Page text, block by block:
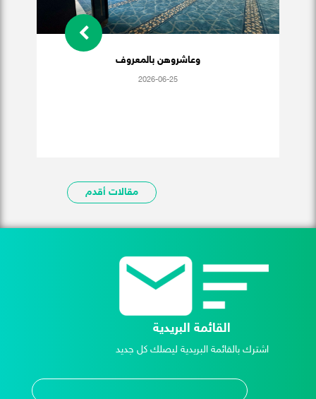
وعاشروهن بالمعروف
2026-06-25
مقالات أقدم
القائمة البريدية
اشترك بالقائمة البريدية ليصلك كل جديد